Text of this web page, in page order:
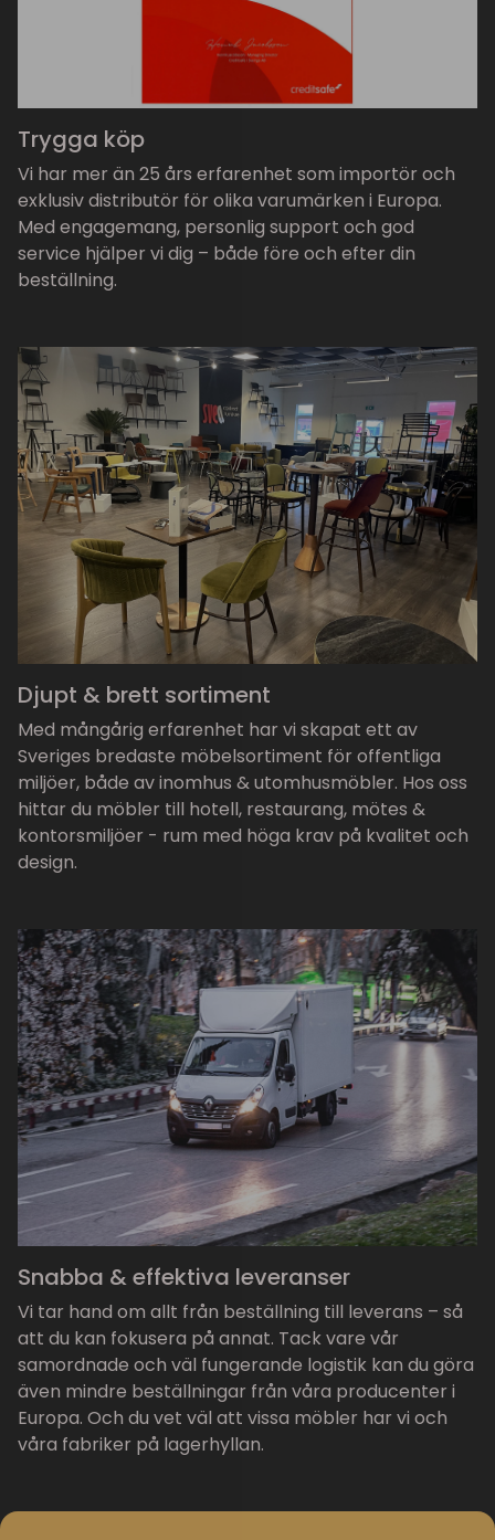
Trygga köp
Vi har mer än 25 års erfarenhet som importör och
exklusiv distributör för olika varumärken i Europa.
Med engagemang, personlig support och god
service hjälper vi dig – både före och efter din
beställning.
Djupt & brett sortiment
Med mångårig erfarenhet har vi skapat ett av
Sveriges bredaste möbelsortiment för offentliga
miljöer, både av inomhus & utomhusmöbler. Hos oss
hittar du möbler till hotell, restaurang, mötes &
kontorsmiljöer - rum med höga krav på kvalitet och
design.
Snabba & effektiva leveranser
Vi tar hand om allt från beställning till leverans – så
att du kan fokusera på annat. Tack vare vår
samordnade och väl fungerande logistik kan du göra
även mindre beställningar från våra producenter i
Europa. Och du vet väl att vissa möbler har vi och
våra fabriker på lagerhyllan.